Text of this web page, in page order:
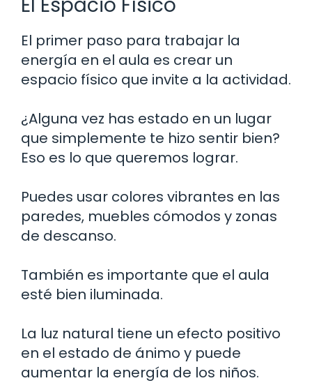
El primer paso para trabajar la
energía en el aula es crear un
espacio físico que invite a la actividad.
¿Alguna vez has estado en un lugar
que simplemente te hizo sentir bien?
Eso es lo que queremos lograr.
Puedes usar colores vibrantes en las
paredes, muebles cómodos y zonas
de descanso.
También es importante que el aula
esté bien iluminada.
La luz natural tiene un efecto positivo
en el estado de ánimo y puede
aumentar la energía de los niños.